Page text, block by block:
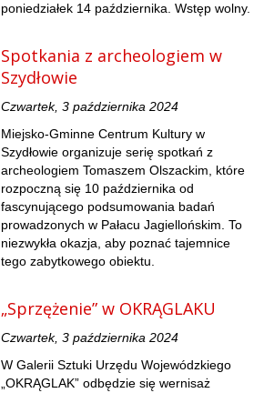
poniedziałek 14 października. Wstęp wolny.
Spotkania z archeologiem w
Szydłowie
Czwartek, 3 października 2024
Miejsko-Gminne Centrum Kultury w
Szydłowie organizuje serię spotkań z
archeologiem Tomaszem Olszackim, które
rozpoczną się 10 października od
fascynującego podsumowania badań
prowadzonych w Pałacu Jagiellońskim. To
niezwykła okazja, aby poznać tajemnice
tego zabytkowego obiektu.
„Sprzężenie” w OKRĄGLAKU
Czwartek, 3 października 2024
W Galerii Sztuki Urzędu Wojewódzkiego
„OKRĄGLAK” odbędzie się wernisaż